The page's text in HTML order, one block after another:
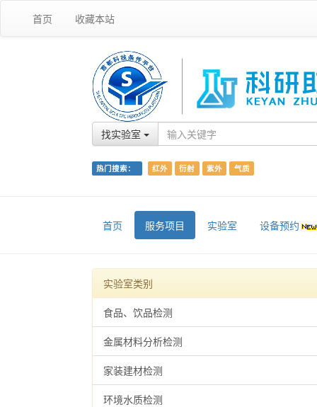
首页 收藏本站
找实验室
热门搜索： 红外 衍射 紫外 气质
首页 服务项目 实验室 设备预约
实验室类别
食品、饮品检测
金属材料分析检测
家装建材检测
环境水质检测